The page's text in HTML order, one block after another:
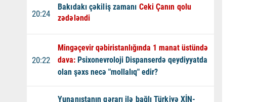
20:24
Bakıdakı çəkiliş zamanı Ceki Çanın qolu
zədələndi
20:22
Mingəçevir qəbiristanlığında 1 manat üstündə
dava: Psixonevroloji Dispanserdə qeydiyyatda
olan şəxs necə "mollalıq" edir?
Yunanıstanın qərarı ilə bağlı Türkiyə XİN-